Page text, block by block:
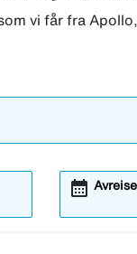
vi får fra
calendar_month